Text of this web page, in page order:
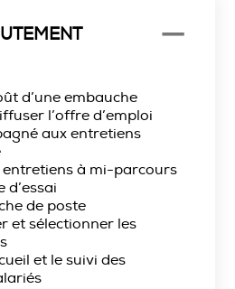
d’une embauche
l’offre d’emploi
aux entretiens
entretiens à mi-parcours
d’essai
de poste
et sélectionner les
et le suivi des